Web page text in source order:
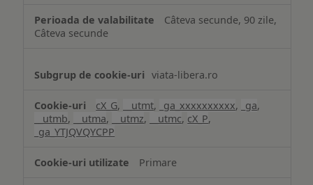
Câteva secunde, 90 zile,
Câteva secunde
viata-libera.ro
cX_G, __utmt, _ga_xxxxxxxxxx, _ga,
__utmb, __utma, __utmz, __utmc, cX_P,
_ga_YTJQVQYCPP
Primare